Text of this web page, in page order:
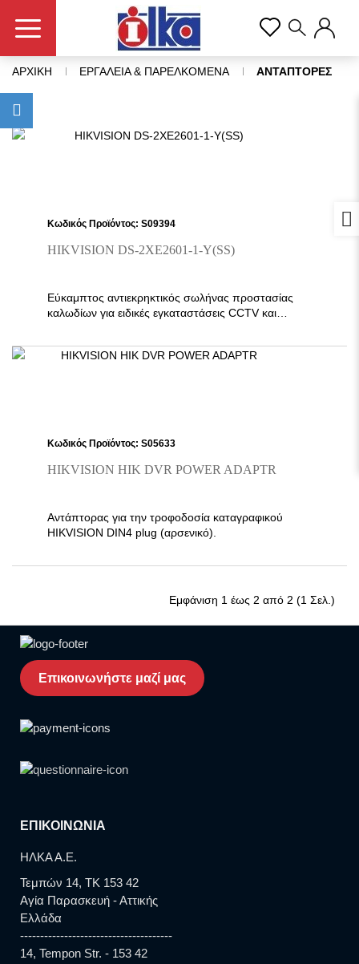
ΑΡΧΙΚΗ ΕΡΓΑΛΕΙΑ & ΠΑΡΕΛΚΟΜΕΝΑ ΑΝΤΑΠΤΟΡΕΣ
Κωδικός Προϊόντος: S09394
HIKVISION DS-2XE2601-1-Y(SS)
Eύκαμπτος αντιεκρηκτικός σωλήνας προστασίας
καλωδίων για ειδικές εγκαταστάσεις CCTV και
για προστασία καλωδίων σε εκρηκτικά επικίνδυνες
περιοχές, με ανθεκτική κατασκευή από πλεκτό
Κωδικός Προϊόντος: S05633
HIKVISION HIK DVR POWER ADAPTR
Αντάπτορας για την τροφοδοσία καταγραφικού
HIKVISION DIN4 plug (αρσενικό).
Εμφάνιση 1 έως 2 από 2 (1 Σελ.)
Επικοινωνήστε μαζί μας
ΕΠΙΚΟΙΝΩΝΙΑ
ΗΛΚΑ Α.Ε.
Τεμπών 14, TK 153 42
Αγία Παρασκευή - Αττικής
Ελλάδα
--------------------------------------
14, Tempon Str. - 153 42